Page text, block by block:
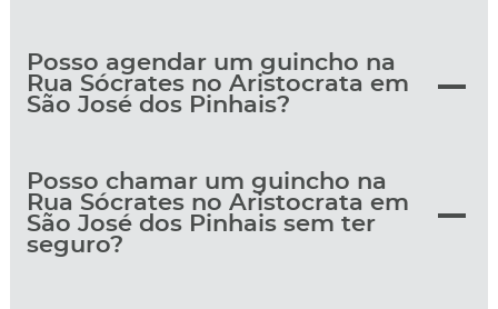
Posso agendar um guincho na
Rua Sócrates no Aristocrata em
São José dos Pinhais?
Posso chamar um guincho na
Rua Sócrates no Aristocrata em
São José dos Pinhais sem ter
seguro?